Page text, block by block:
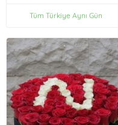
Tüm Türkiye Aynı Gün